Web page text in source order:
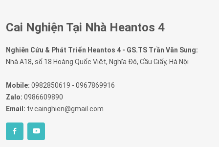
Cai Nghiện Tại Nhà Heantos 4
Nghiên Cứu & Phát Triển Heantos 4 - GS.TS Trần Văn Sung:
Nhà A18, số 18 Hoàng Quốc Việt, Nghĩa Đô, Cầu Giấy, Hà Nội
Mobile: 0982850619 - 0967869916
Zalo: 0986609890
Email: tv.cainghien@gmail.com